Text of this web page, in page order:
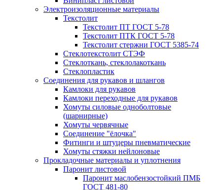
Электроизоляционные материалы
Текстолит
Текстолит ПТ ГОСТ 5-78
Текстолит ПТК ГОСТ 5-78
Текстолит стержни ГОСТ 5385-74
Стеклотекстолит СТЭФ
Стеклоткань, стеклолакоткань
Стеклопластик
Соединения для рукавов и шлангов
Камлоки для рукавов
Камлоки переходные для рукавов
Хомуты силовые одноболтовые
(шарнирные)
Хомуты червячные
Соединение "ёлочка"
Фитинги и штуцеры пневматические
Хомуты стяжки нейлоновые
Прокладочные материалы и уплотнения
Паронит листовой
Паронит маслобензостойкий ПМБ
ГОСТ 481-80